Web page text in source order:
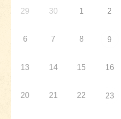
29 30 1 2
6 7 8 9
13 14 15 16
20 21 22 23